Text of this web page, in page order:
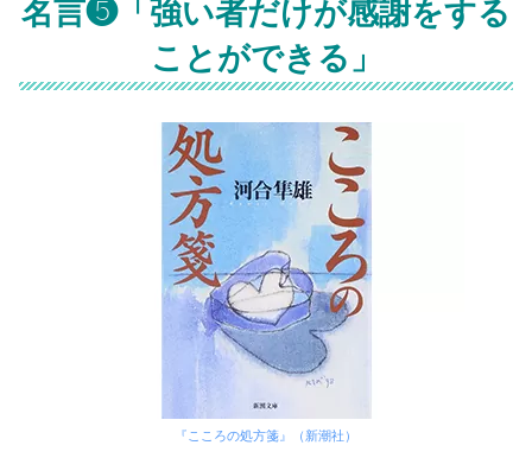
名言❺「強い者だけが感謝をする
ことができる」
『こころの処方箋』（新潮社）